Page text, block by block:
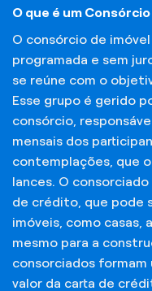
O que é um
O consórcio de
programada e sem
se reúne com o
Esse grupo é gerido
consórcio,
mensais dos
contemplações, que
lances. O
de crédito, que pode
imóveis, como casas,
mesmo para a
consorciados formam
valor da carta de